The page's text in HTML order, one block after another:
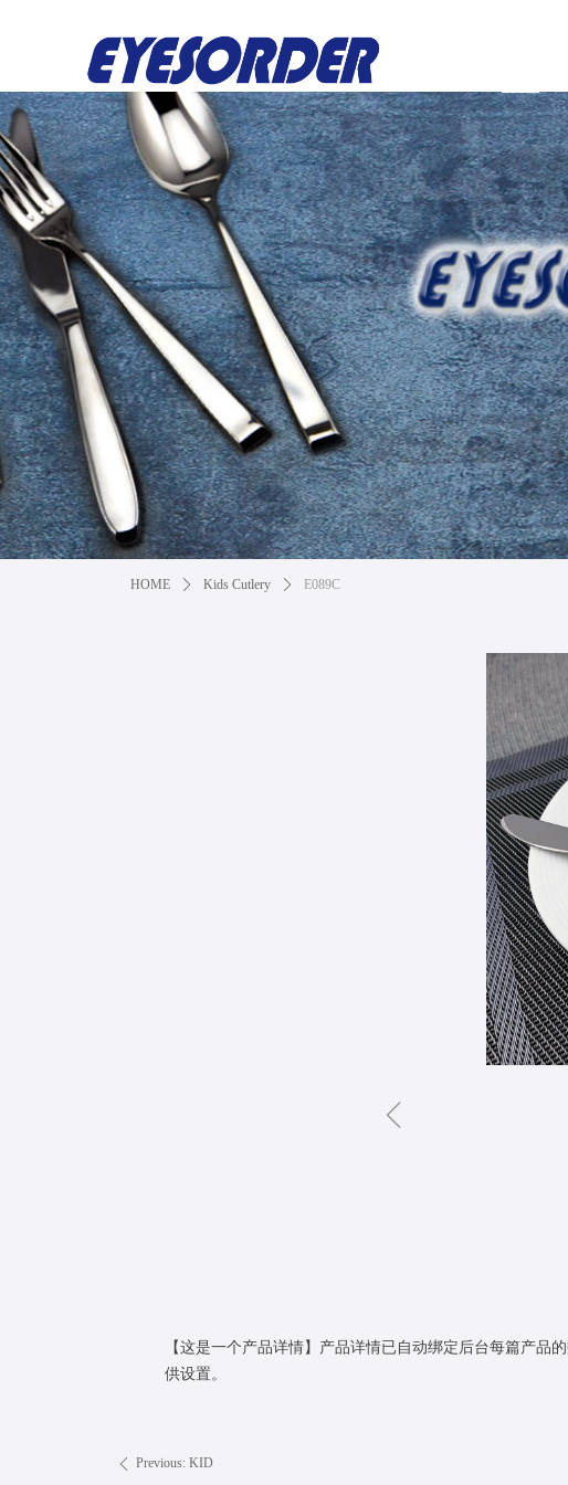
HOME ꄲ Kids Cutlery ꄲ E089C
ꁆ
ꄴ Previous: KID
【这是一个产品详情】产品详情已自动绑定后台每篇产
供设置。